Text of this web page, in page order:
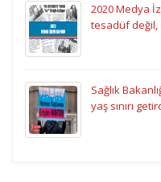
2020 Medya
tesadüf değil,
Sağlık
yaş sınırı